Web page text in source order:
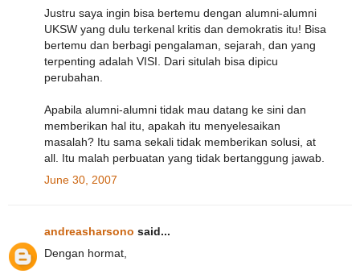
Justru saya ingin bisa bertemu dengan alumni-alumni
UKSW yang dulu terkenal kritis dan demokratis itu! Bisa
bertemu dan berbagi pengalaman, sejarah, dan yang
terpenting adalah VISI. Dari situlah bisa dipicu
perubahan.
Apabila alumni-alumni tidak mau datang ke sini dan
memberikan hal itu, apakah itu menyelesaikan
masalah? Itu sama sekali tidak memberikan solusi, at
all. Itu malah perbuatan yang tidak bertanggung jawab.
June 30, 2007
andreasharsono said...
Dengan hormat,